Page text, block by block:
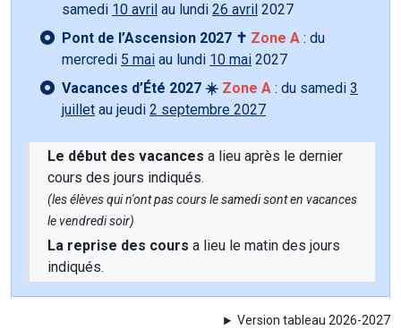
samedi 10 avril au lundi 26 avril 2027
Pont de l’Ascension 2027 ✝️ Zone A : du
mercredi 5 mai au lundi 10 mai 2027
Vacances d’Été 2027 ☀️ Zone A : du samedi 3
juillet au jeudi 2 septembre 2027
Le début des vacances a lieu après le dernier
cours des jours indiqués.
(les élèves qui n'ont pas cours le samedi sont en vacances
le vendredi soir)
La reprise des cours a lieu le matin des jours
indiqués.
Version tableau 2026-2027